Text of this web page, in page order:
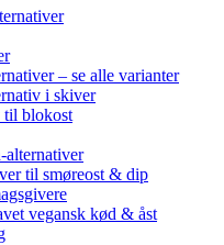
– se alle varianter
i skiver
til blokost
alternativer
til smøreost & dip
vegansk kød & åst